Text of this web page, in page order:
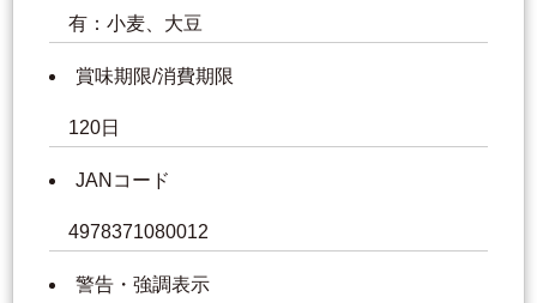
有：小麦、大豆
賞味期限/消費期限
120日
JANコード
4978371080012
警告・強調表示